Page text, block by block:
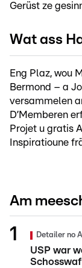
Gerüst ze
Wat ass
Eng Plaz, wou
Bermond – a
versammelen
D’Memberen
Projet u gratis
Inspiratioune
Am
Detailer no
USP war